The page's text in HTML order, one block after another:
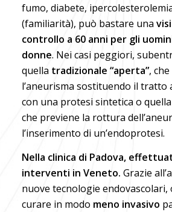
fumo, diabete,
(familiarità), può bastare una
controllo a 60 anni per gli
donne. Nei casi peggiori,
quella tradizionale “aperta”,
l’aneurisma sostituendo il tratto
con una protesi sintetica o quella
che previene la rottura
l’inserimento di un’endoprotesi.
Nella clinica di Padova,
interventi in Veneto. Grazie
nuove tecnologie
curare in modo meno invasivo